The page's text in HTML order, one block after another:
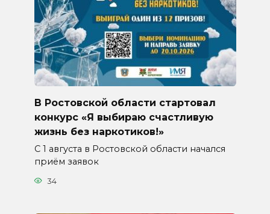
В Ростовской области стартовал
конкурс «Я выбираю счастливую
жизнь без наркотиков!»
С 1 августа в Ростовской области начался
приём заявок
34